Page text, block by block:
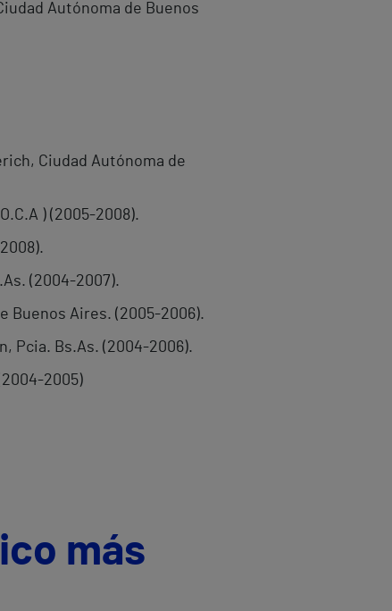
Autónoma de Buenos
Ciudad Autónoma de
) (2005-2008).
(2004-2007).
Buenos Aires. (2005-2006).
Pcia. Bs.As. (2004-2006).
2005)
más